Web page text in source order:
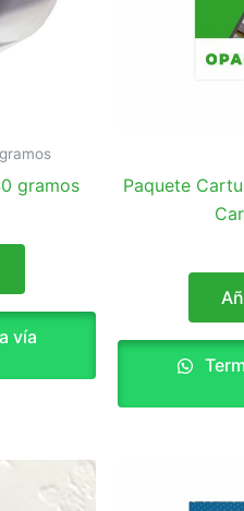
gramos
vía
Paquete